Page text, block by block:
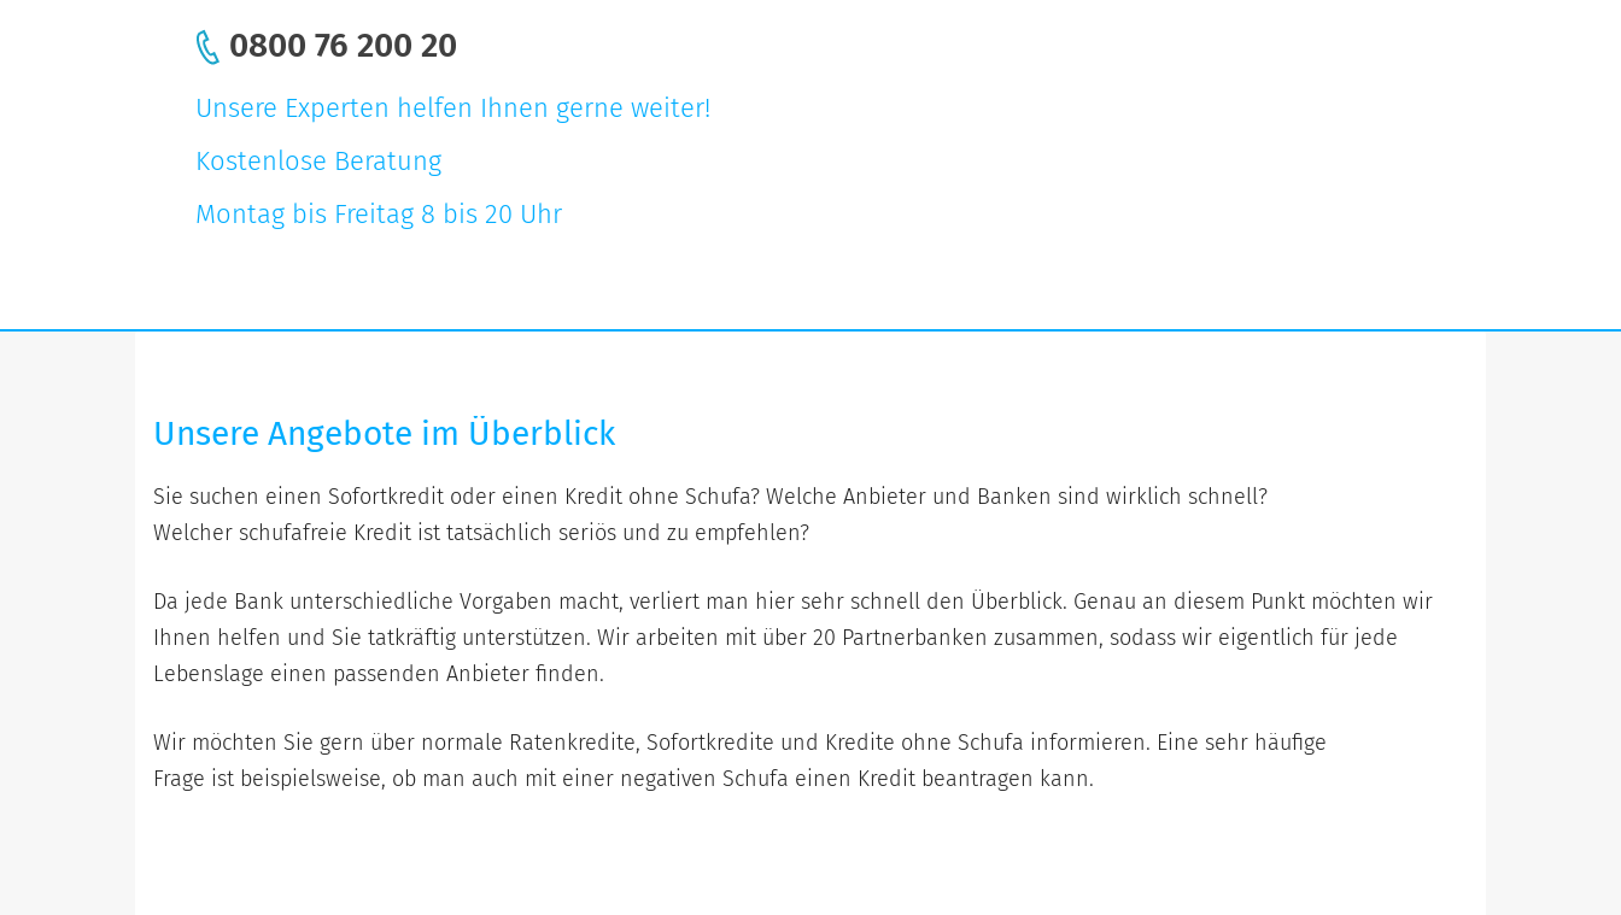
0800 76 200 20
Unsere Experten helfen Ihnen gerne weiter!
Kostenlose Beratung
Montag bis Freitag 8 bis 20 Uhr
Überblick
Unsere Angebote im Überblick
Sie suchen einen Sofortkredit oder einen Kredit ohne Schufa? Welche Anbieter und Banken sind wirklich schnell?
Welcher schufafreie Kredit ist tatsächlich seriös und zu empfehlen?
Da jede Bank unterschiedliche Vorgaben macht, verliert man hier sehr schnell den Überblick. Genau an diesem Punkt möchten wir
Ihnen helfen und Sie tatkräftig unterstützen. Wir arbeiten mit über 20 Partnerbanken zusammen, sodass wir eigentlich für jede
Lebenslage einen passenden Anbieter finden.
Wir möchten Sie gern über normale Ratenkredite, Sofortkredite und Kredite ohne Schufa informieren. Eine sehr häufige
Frage ist beispielsweise, ob man auch mit einer negativen Schufa einen Kredit beantragen kann.